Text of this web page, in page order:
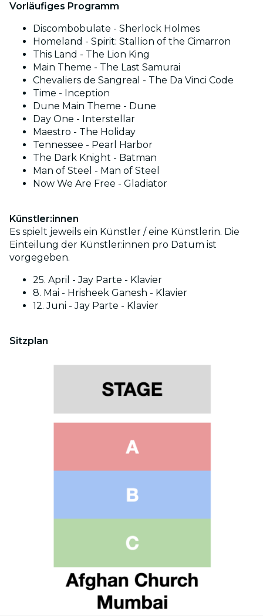
Vorläufiges Programm
Discombobulate - Sherlock Holmes
Homeland - Spirit: Stallion of the Cimarron
This Land - The Lion King
Main Theme - The Last Samurai
Chevaliers de Sangreal - The Da Vinci Code
Time - Inception
Dune Main Theme - Dune
Day One - Interstellar
Maestro - The Holiday
Tennessee - Pearl Harbor
The Dark Knight - Batman
Man of Steel - Man of Steel
Now We Are Free - Gladiator
Künstler:innen
Es spielt jeweils ein Künstler / eine Künstlerin. Die
Einteilung der Künstler:innen pro Datum ist
vorgegeben.
25. April - Jay Parte - Klavier
8. Mai - Hrisheek Ganesh - Klavier
12. Juni - Jay Parte - Klavier
Sitzplan